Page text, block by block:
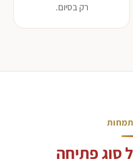
רק בסיום.
סוג פתיחה